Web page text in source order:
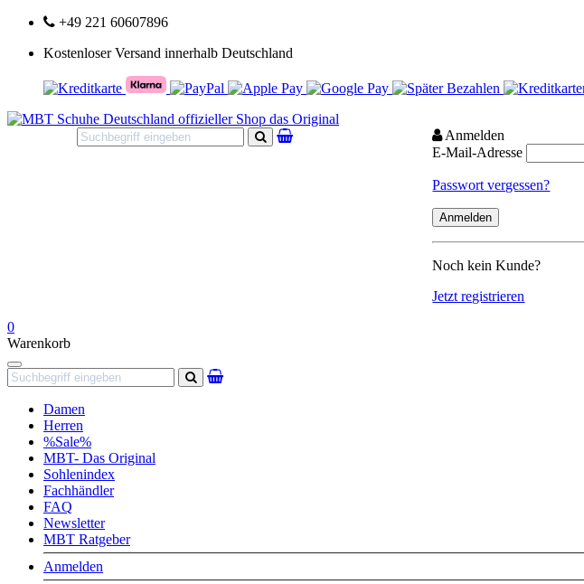
+49 221 60607896
Kostenloser Versand innerhalb Deutschland
Suchen
Anmelden
E-Mail-Adresse
Passwort vergessen?
Noch kein Kunde?
Jetzt registrieren
0
Warenkorb
Navigation
Suchen
Damen
Herren
%Sale%
MBT- Das Original
Sohlenindex
Fachhändler
FAQ
Newsletter
MBT Ratgeber
Anmelden